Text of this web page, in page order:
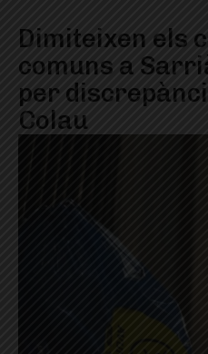
Dimiteixen els
comuns a
per
Colau